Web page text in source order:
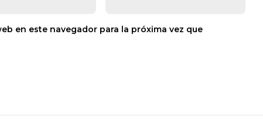
en este navegador para la próxima vez que